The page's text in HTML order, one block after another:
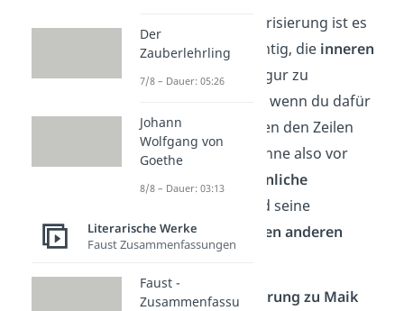
Bei einer Charakterisierung ist es
aber genauso wichtig, die inneren
Merkmaleeiner Figur zu
beschreiben, auch wenn du dafür
manchmal zwischen den Zeilen
lesen musst. Erwähne also vor
allem Maiks
persönliche
und seine
Beziehungen
zu den anderen
Charakteren
EineCharakterisierung zu Maik
Der
Zauberlehrling
7/8 – Dauer: 05:26
Johann
Wolfgang von
Goethe
8/8 – Dauer: 03:13
Literarische Werke
Faust Zusammenfassungen
Faust -
Zusammenfassu